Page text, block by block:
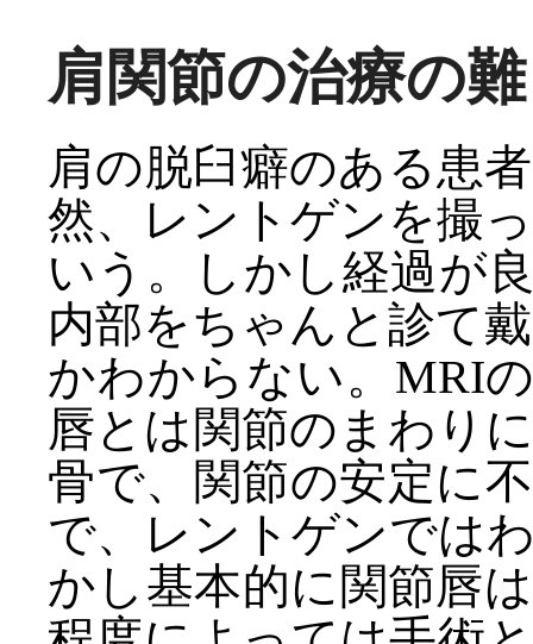
肩関節の治療の
肩の脱臼癖のある患
然、レントゲンを撮
いう。しかし経過が
内部をちゃんと診て
かわからない。MRI
唇とは関節のまわり
骨で、関節の安定に
で、レントゲンでは
かし基本的に関節唇